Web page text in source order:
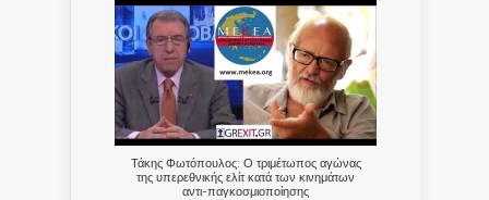
Τάκης Φωτόπουλος: Ο τριμέτωπος αγώνας
της υπερεθνικής ελίτ κατά των κινημάτων
αντι-παγκοσμιοποίησης